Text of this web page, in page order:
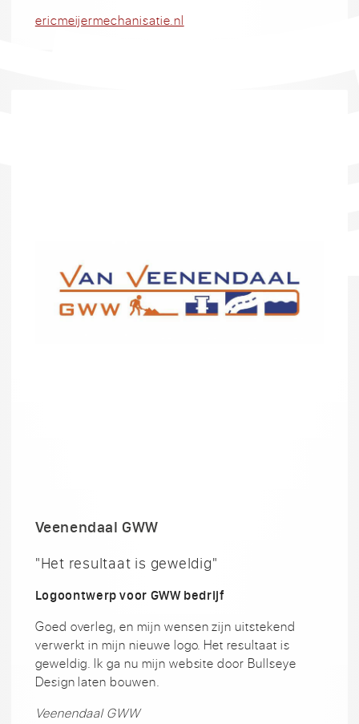
ericmeijermechanisatie.nl
Veenendaal GWW
"Het resultaat is geweldig"
Logoontwerp voor GWW bedrijf
Goed overleg, en mijn wensen zijn uitstekend
verwerkt in mijn nieuwe logo. Het resultaat is
geweldig. Ik ga nu mijn website door Bullseye
Design laten bouwen.
Veenendaal GWW